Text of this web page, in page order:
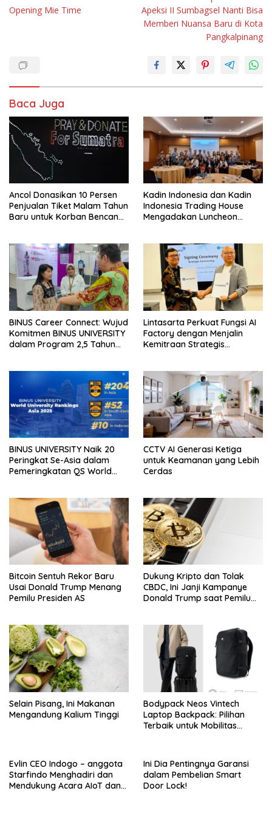
Opening Mie Time
Apeksi II Sumbagsel Nanti Bisa
Memberi Nuansa Baru di Kota
Pangkalpinang
Baca Juga
Ancol Donasikan 10 Persen
Penjualan Tiket Malam Tahun
Baru untuk Korban Bencana
Kadin Indonesia dan Kadin
Indonesia Trading House
Mengadakan Luncheon
Chamber of Commerce and
Industry (SMCCI)
BINUS Career Connect: Wujud
Komitmen BINUS UNIVERSITY
dalam Program 2,5 Tahun
Lintasarta Perkuat Fungsi AI
Factory dengan Menjalin
Kemitraan Strategis
BINUS UNIVERSITY Naik 20
Peringkat Se-Asia dalam
Pemeringkatan QS World
CCTV AI Generasi Ketiga
untuk Keamanan yang Lebih
Cerdas
Bitcoin Sentuh Rekor Baru
Usai Donald Trump Menang
Pemilu Presiden AS
Dukung Kripto dan Tolak
CBDC, Ini Janji Kampanye
Donald Trump saat Pemilu
Selain Pisang, Ini Makanan
Mengandung Kalium Tinggi
Bodypack Neos Vintech
Laptop Backpack: Pilihan
Terbaik untuk Mobilitas
Evlin CEO Indogo – anggota
Starfindo Menghadiri dan
Mendukung Acara AIoT dan
Ini Dia Pentingnya Garansi
dalam Pembelian Smart
Door Lock!